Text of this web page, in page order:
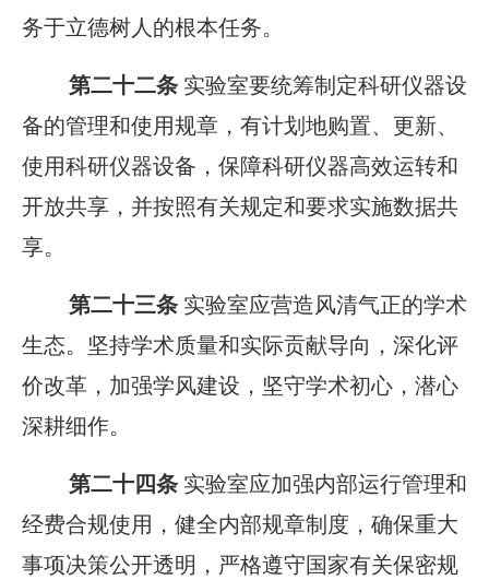
务于立德树人的根本任务。
第二十二条 实验室要统筹制定科研仪器设
备的管理和使用规章，有计划地购置、更新、
使用科研仪器设备，保障科研仪器高效运转和
开放共享，并按照有关规定和要求实施数据共
享。
第二十三条 实验室应营造风清气正的学术
生态。坚持学术质量和实际贡献导向，深化评
价改革，加强学风建设，坚守学术初心，潜心
深耕细作。
第二十四条 实验室应加强内部运行管理和
经费合规使用，健全内部规章制度，确保重大
事项决策公开透明，严格遵守国家有关保密规